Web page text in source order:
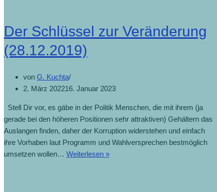
Der Schlüssel zur Veränderung
(28.12.2019)
von G. Kuchta
2. März 202216. Januar 2023
Stell Dir vor, es gäbe in der Politik Menschen, die mit ihrem (ja
gerade bei den höheren Positionen sehr attraktiven) Gehältern das
Auslangen finden, daher der Korruption widerstehen und einfach
ihre Vorhaben laut Programm und Wahlversprechen bestmöglich
umsetzen wollen… Weiterlesen »